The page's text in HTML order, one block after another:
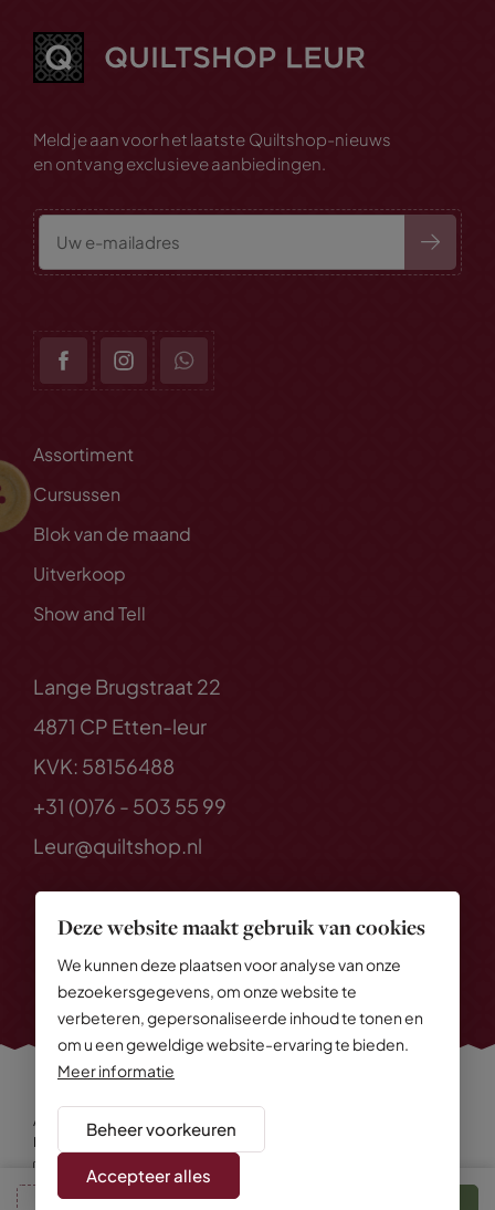
Deze website maakt gebruik van cookies
We kunnen deze plaatsen voor analyse van onze
bezoekersgegevens, om onze website te
verbeteren, gepersonaliseerde inhoud te tonen en
om u een geweldige website-ervaring te bieden.
Meer informatie
Beheer voorkeuren
Accepteer alles
Meld je aan voor het laatste Quiltshop-nieuws
en ontvang exclusieve aanbiedingen.
Assortiment
Cursussen
Blok van de maand
Uitverkoop
Show and Tell
Lange Brugstraat 22
4871 CP Etten-leur
KVK: 58156488
+31 (0)76 - 503 55 99
Leur@quiltshop.nl
Alle rechten voorbehouden
Privacy Policy
Algemene voorwaarden